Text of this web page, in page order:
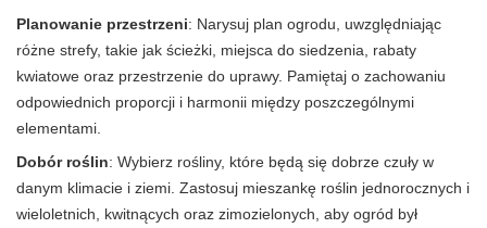
Planowanie przestrzeni: Narysuj plan ogrodu, uwzględniając
różne strefy, takie jak ścieżki, miejsca do siedzenia, rabaty
kwiatowe oraz przestrzenie do uprawy. Pamiętaj o zachowaniu
odpowiednich proporcji i harmonii między poszczególnymi
elementami.
Dobór roślin: Wybierz rośliny, które będą się dobrze czuły w
danym klimacie i ziemi. Zastosuj mieszankę roślin jednorocznych i
wieloletnich, kwitnących oraz zimozielonych, aby ogród był